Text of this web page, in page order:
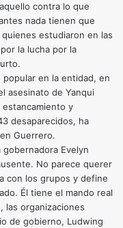
contra lo que
nada tienen que
estudiaron en las
la lucha por la
popular en la entidad, en
asesinato de Yanqui
y
desaparecidos, ha
Guerrero.
Evelyn
No parece querer
con los grupos y define
Él tiene el mando real
las organizaciones
de gobierno, Ludwing